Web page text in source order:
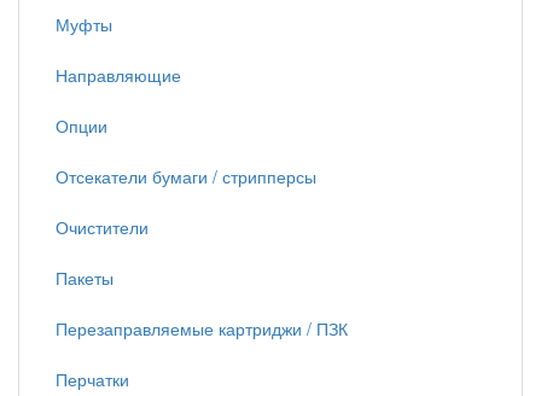
Муфты
Направляющие
Опции
Отсекатели бумаги / стрипперсы
Очистители
Пакеты
Перезаправляемые картриджи / ПЗК
Перчатки